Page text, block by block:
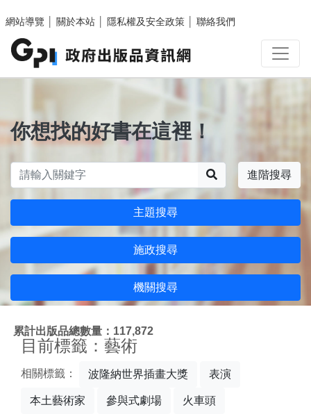
網站導覽
關於本站 隱私權及安全政策 聯絡我們
你想找的好書在這裡！
進階搜尋
主題搜尋
施政搜尋
機關搜尋
累計出版品總數量：117,872
目前標籤：藝術
相關標籤： 波隆納世界插畫大獎 表演
本土藝術家 參與式劇場 火車頭